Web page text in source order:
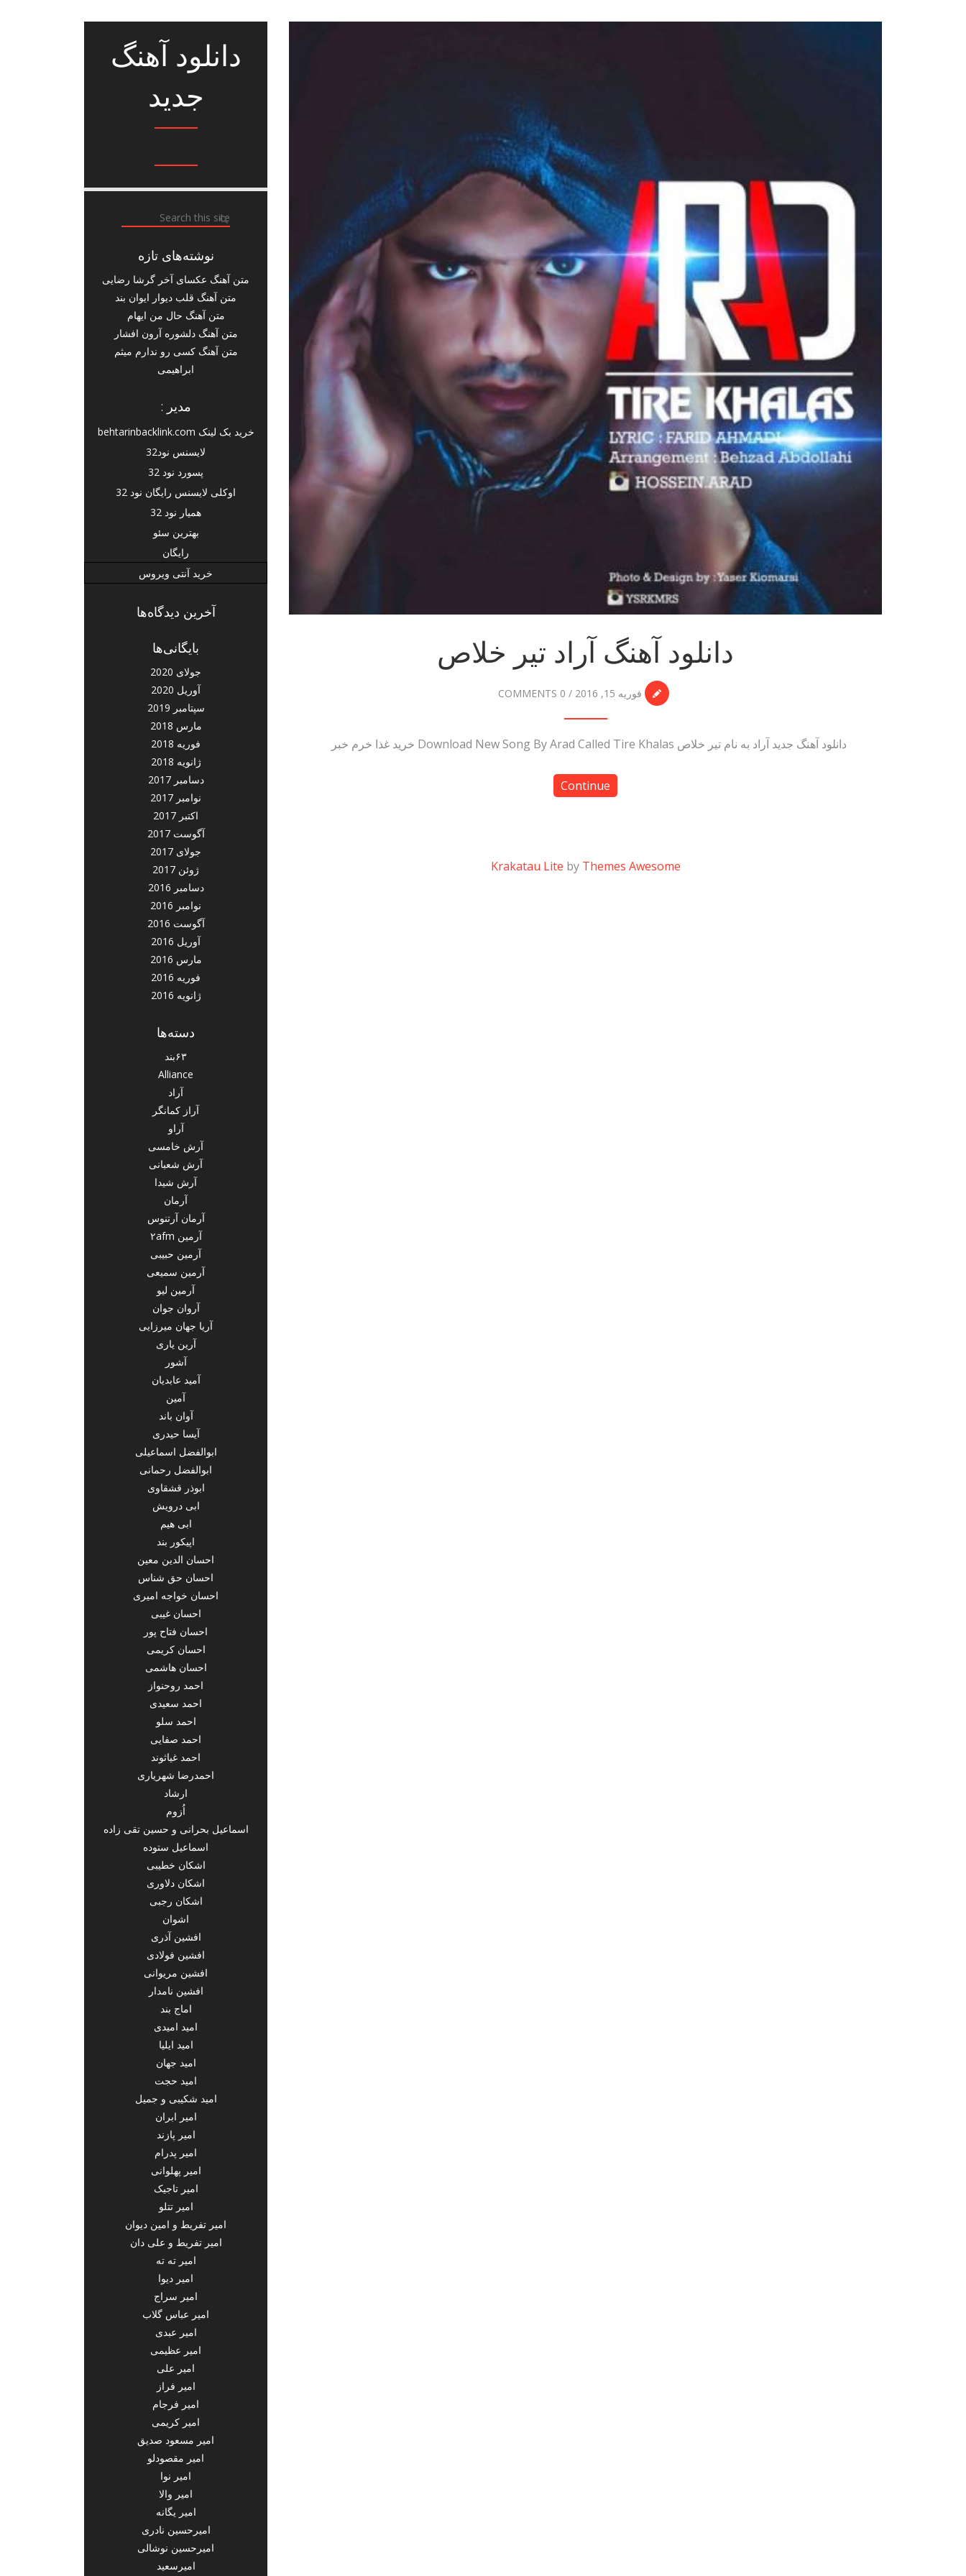
دانلود آهنگ
جدید
نوشته‌های تازه
متن آهنگ عکسای آخر گرشا رضایی
متن آهنگ قلب دیوار ایوان بند
متن آهنگ حال من ایهام
متن آهنگ دلشوره آرون افشار
متن آهنگ کسی رو ندارم میثم
ابراهیمی
مدیر :
خرید بک لینک behtarinbacklink.com
لایسنس نود32
پسورد نود 32
اوکلی لایسنس رایگان نود 32
همیار نود 32
بهترین سئو
رایگان
خرید آنتی ویروس
آخرین دیدگاه‌ها
بایگانی‌ها
جولای 2020
آوریل 2020
سپتامبر 2019
مارس 2018
فوریه 2018
ژانویه 2018
دسامبر 2017
نوامبر 2017
اکتبر 2017
آگوست 2017
جولای 2017
ژوئن 2017
دسامبر 2016
نوامبر 2016
آگوست 2016
آوریل 2016
مارس 2016
فوریه 2016
ژانویه 2016
دسته‌ها
۶۳بند
Alliance
آراد
آراز کمانگر
آراو
آرش خامسی
آرش شعبانی
آرش شیدا
آرمان
آرمان آرتنوس
آرمین ۲afm
آرمین حبیبی
آرمین سمیعی
آرمین لیو
آروان جوان
آریا جهان میرزایی
آرین یاری
آشور
آمید عابدیان
آمین
آوان باند
آیسا حیدری
ابوالفضل اسماعیلی
ابوالفضل رحمانی
ابوذر قشقاوی
ابی درویش
ابی هیم
اپیکور بند
احسان الدین معین
احسان حق شناس
احسان خواجه امیری
احسان غیبی
احسان فتاح پور
احسان کریمی
احسان هاشمی
احمد روحنواز
احمد سعیدی
احمد سلو
احمد صفایی
احمد غیاثوند
احمدرضا شهریاری
ارشاد
اُزوم
اسماعیل بحرانی و حسین تقی زاده
اسماعیل ستوده
اشکان خطیبی
اشکان دلاوری
اشکان رجبی
اشوان
افشین آذری
افشین فولادی
افشین مریوانی
افشین نامدار
اماج بند
امید امیدی
امید ایلیا
امید جهان
امید حجت
امید شکیبی و جمیل
امیر ابران
امیر پازند
امیر پدرام
امیر پهلوانی
امیر تاجیک
امیر تتلو
امیر تفریط و امین دیوان
امیر تفریط و علی دان
امیر ته ته
امیر دیوا
امیر سراج
امیر عباس گلاب
امیر عبدی
امیر عظیمی
امیر علی
امیر فراز
امیر فرجام
امیر کریمی
امیر مسعود صدیق
امیر مقصودلو
امیر نوا
امیر والا
امیر یگانه
امیرحسین نادری
امیرحسین نوشالی
امیرسعید
دانلود آهنگ آراد تیر خلاص
فوریه 15, 2016 /
0 COMMENTS
دانلود آهنگ جدید آراد به نام تیر خلاص Download New Song By Arad Called Tire Khalas خرید غذا خرم خبر
Continue
Krakatau Lite by Themes Awesome